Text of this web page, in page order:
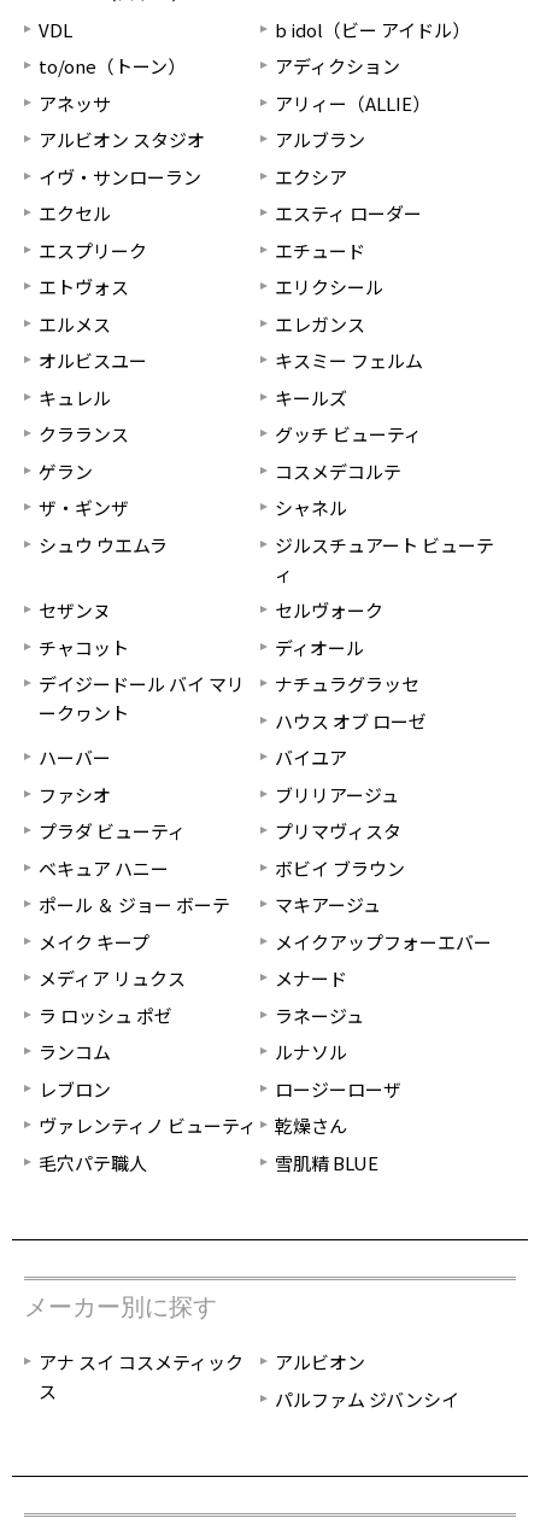
VDL
b idol（ビー アイドル）
to/one（トーン）
アディクション
アネッサ
アリィー（ALLIE）
アルビオン スタジオ
アルブラン
イヴ・サンローラン
エクシア
エクセル
エスティ ローダー
エスプリーク
エチュード
エトヴォス
エリクシール
エルメス
エレガンス
オルビスユー
キスミー フェルム
キュレル
キールズ
クラランス
グッチ ビューティ
ゲラン
コスメデコルテ
ザ・ギンザ
シャネル
シュウ ウエムラ
ジルスチュアート ビューテ
ィ
セザンヌ
セルヴォーク
チャコット
ディオール
デイジードール バイ マリ
ークヮント
ナチュラグラッセ
ハウス オブ ローゼ
ハーバー
バイユア
ファシオ
ブリリアージュ
プラダ ビューティ
プリマヴィスタ
ベキュア ハニー
ボビイ ブラウン
ポール ＆ ジョー ボーテ
マキアージュ
メイク キープ
メイクアップフォーエバー
メディア リュクス
メナード
ラ ロッシュ ポゼ
ラネージュ
ランコム
ルナソル
レブロン
ロージーローザ
ヴァレンティノ ビューティ
乾燥さん
毛穴パテ職人
雪肌精 BLUE
メーカー別に探す
アナ スイ コスメティック
ス
アルビオン
パルファム ジバンシイ